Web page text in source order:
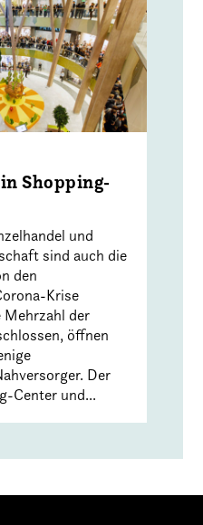
Shopping-
und
sind auch die
den
Krise
der
öffnen
Der
Center und...